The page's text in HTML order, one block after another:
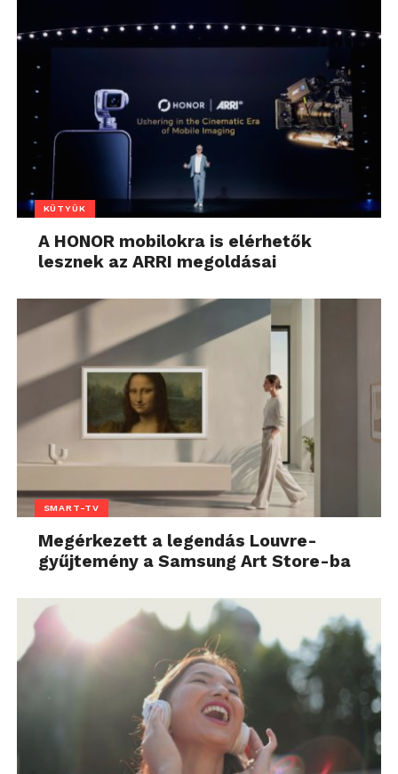
KÜTYÜK
A HONOR mobilokra is elérhetők
lesznek az ARRI megoldásai
SMART-TV
Megérkezett a legendás Louvre-
gyűjtemény a Samsung Art Store-ba